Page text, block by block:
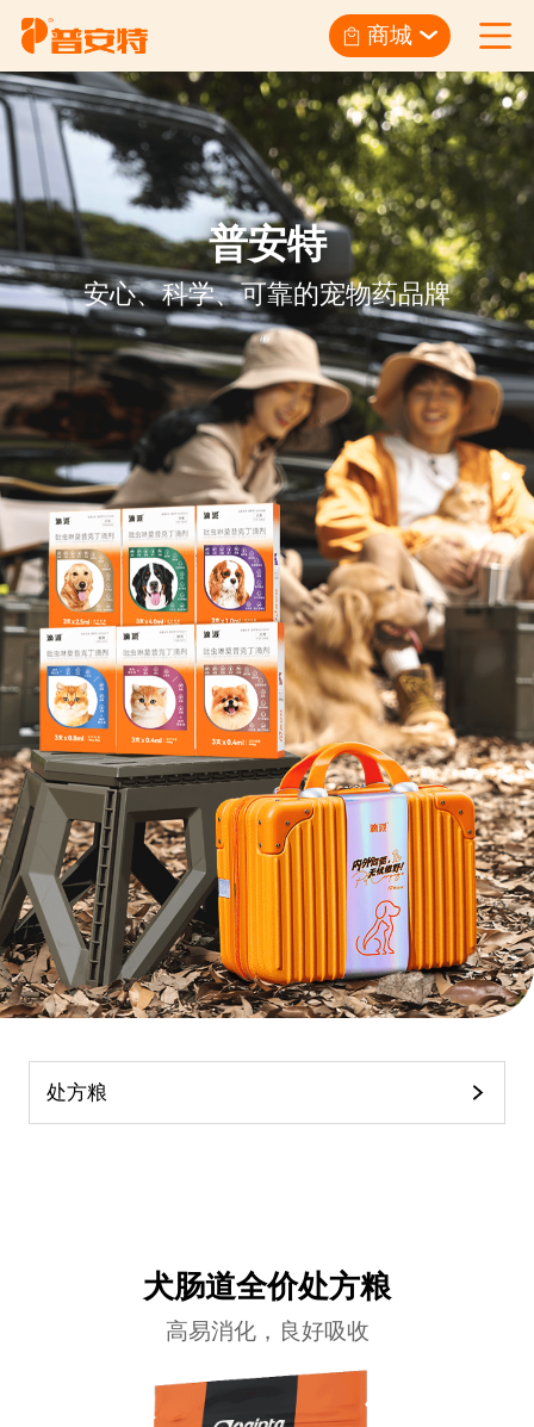
商城
普安特
安心、科学、可靠的宠物药品牌
处方粮
犬肠道全价处方粮
高易消化，良好吸收